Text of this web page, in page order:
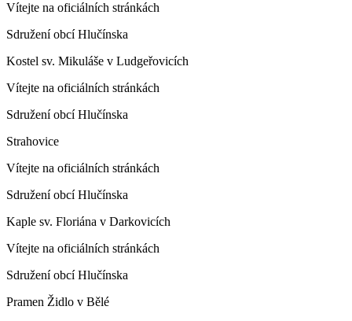
Vítejte na oficiálních stránkách
Sdružení obcí Hlučínska
Kostel sv. Mikuláše v Ludgeřovicích
Vítejte na oficiálních stránkách
Sdružení obcí Hlučínska
Strahovice
Vítejte na oficiálních stránkách
Sdružení obcí Hlučínska
Kaple sv. Floriána v Darkovicích
Vítejte na oficiálních stránkách
Sdružení obcí Hlučínska
Pramen Židlo v Bělé